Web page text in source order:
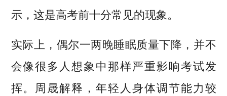
示，这是高考前十分常见的现象。
实际上，偶尔一两晚睡眠质量下降，并不
会像很多人想象中那样严重影响考试发
挥。周晟解释，年轻人身体调节能力较